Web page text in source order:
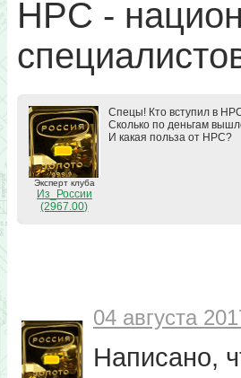
НРС -
Эксперт клуба
Из_России
(2967.00)
Спецы! Кто вступил в
Сколько по деньгам
И какая польза от НРС?
04 августа
Написано,